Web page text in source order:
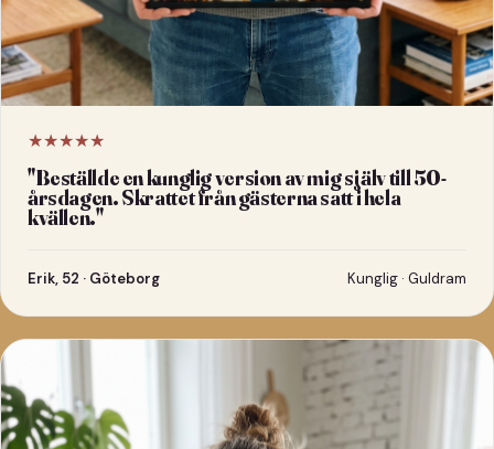
★★★★★
"Beställde en kunglig version av mig själv till 50-
årsdagen. Skrattet från gästerna satt i hela
kvällen."
Erik, 52 · Göteborg Kunglig · Guldram